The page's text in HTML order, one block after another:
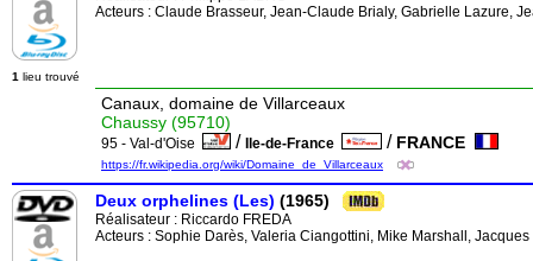
Acteurs : Claude Brasseur, Jean-Claude Brialy, Gabrielle Lazure,
1 lieu trouvé
Canaux, domaine de Villarceaux
Chaussy (95710)
95 - Val-d'Oise / Ile-de-France / FRANCE
https://fr.wikipedia.org/wiki/Domaine_de_Villarceaux
Deux orphelines (Les) (1965)
Réalisateur : Riccardo FREDA
Acteurs : Sophie Darès, Valeria Ciangottini, Mike Marshall,